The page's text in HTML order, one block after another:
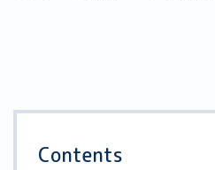
Contents